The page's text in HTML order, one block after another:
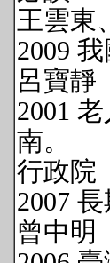
王雲東
2009
呂寶靜
2001
南。
行政院
2007
曾中明